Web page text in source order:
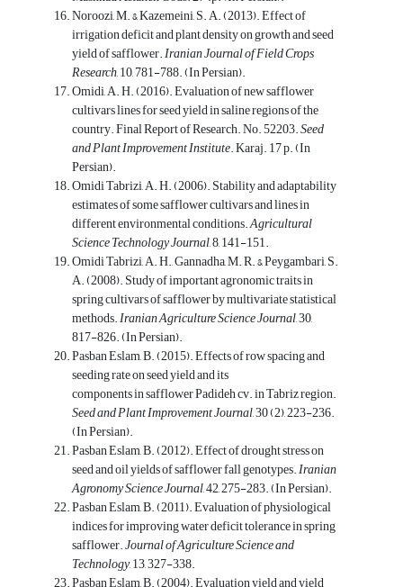
Noroozi, M. & Kazemeini, S. A. (2013). Effect of
irrigation deficit and plant density on growth and seed
yield of safflower.Iranian Journal of Field Crops
Research, 10, 781-788. (In Persian).
Omidi, A. H. (2016). Evaluation of new safflower
cultivars lines for seed yield in saline regions of the
country. Final Report of Research. No. 52203.Seed
and Plant Improvement Institute. Karaj. 17 p. (In
Persian).
Omidi Tabrizi, A. H. (2006). Stability and adaptability
estimates of some safflower cultivars and lines in
different environmental conditions.Agricultural
Science Technology Journal, 8, 141-151.
Omidi Tabrizi, A. H., Gannadha, M. R. & Peygambari, S.
A. (2008). Study of important agronomic traits in
spring cultivars of safflower by multivariate statistical
methods.Iranian Agriculture Science Journal, 30,
817-826. (In Persian).
Pasban Eslam, B. (2015). Effects of row spacing and
seeding rate on seed yield and its
components in safflower Padideh cv. in Tabriz region.
Seed and Plant Improvement Journal, 30 (2), 223-236.
(In Persian).
Pasban Eslam, B. (2012). Effect of drought stress on
seed and oil yields of safflower fall genotypes.Iranian
Agronomy Science Journal, 42, 275-283. (In Persian).
Pasban Eslam, B. (2011). Evaluation of physiological
indices for improving water deficit tolerance in spring
safflower.Journal of Agriculture Science and
Technology, 13, 327-338.